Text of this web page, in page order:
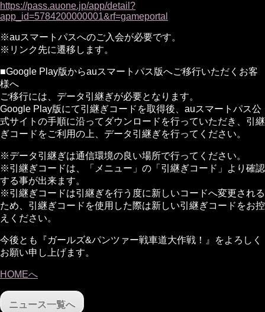
https://pass.auone.jp/app/detail?
app_id=5784200000001&rf=gameportal
※auスマートパスへのご入会が必要です。
※リンク先に遷移します。
■Google Play版からauスマートパス版へご移行いただくお客
様へ
ご移行には、データ引継ぎが必要となります。
Google Play版にて引継ぎコードを取得後、auスマートパス公
式サイトの手順に沿ってダウンロードを行っていただき、引継
ぎコードをご利用の上、データ引継ぎを行ってください。
※データ引継ぎは通信環境の良い場所で行ってください。
※引継ぎコードは、「メニュー」の「引継ぎコード」より確認
する事が出来ます。
※引継ぎコードは引継ぎを行う度に新しいコードへ変更される
ため、引継ぎコードを使用した際は新しい引継ぎコードをお控
えください。
今後とも『ガールズ&パンツァー戦車道大作戦！』をよろしく
お願い申し上げます。
HOMEへ
ニュース一覧へ